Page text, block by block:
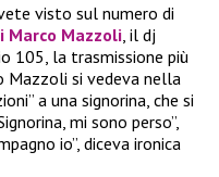
visto sul numero di
Marco Mazzoli , il dj
105, la trasmissione più
Mazzoli si vedeva nella
a una signorina, che si
mi sono perso”,
io”, diceva ironica